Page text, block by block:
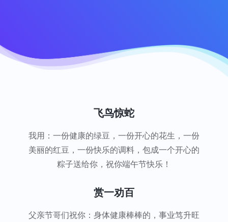
飞鸟惊蛇
我用：一份健康的绿豆，一份开心的花生，一份
美丽的红豆，一份快乐的调料，包成一个开心的
粽子送给你，祝你端午节快乐！
赏一劝百
父亲节哥们祝你：身体健康棒棒的，事业笃升旺